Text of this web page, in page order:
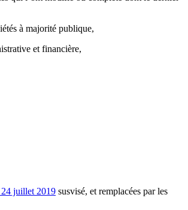
à majorité publique,
et financière,
24 juillet 2019 susvisé, et remplacées par les